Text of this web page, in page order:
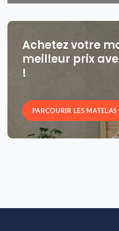
Achetez votre
meilleur prix
!
PARCOURIR LES MATELAS